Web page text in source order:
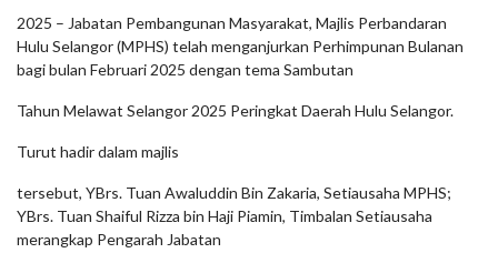
2025 – Jabatan Pembangunan Masyarakat, Majlis Perbandaran
Hulu Selangor (MPHS) telah menganjurkan Perhimpunan Bulanan
bagi bulan Februari 2025 dengan tema Sambutan
Tahun Melawat Selangor 2025 Peringkat Daerah Hulu Selangor.
Turut hadir dalam majlis
tersebut, YBrs. Tuan Awaluddin Bin Zakaria, Setiausaha MPHS;
YBrs. Tuan Shaiful Rizza bin Haji Piamin, Timbalan Setiausaha
merangkap Pengarah Jabatan